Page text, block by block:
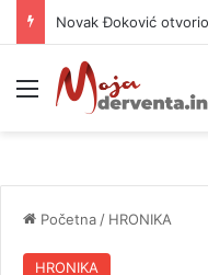
Novak Đoković
Meni
Početna / HRONIKA
HRONIKA